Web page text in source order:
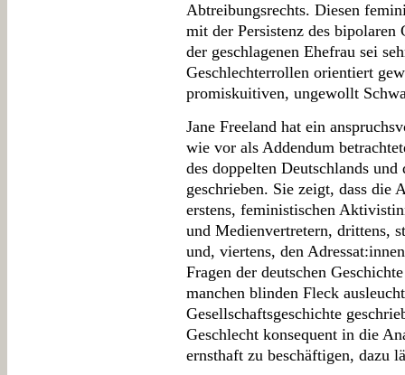
Abtreibungsrechts. Diesen
mit der Persistenz des
der geschlagenen Ehefrau sei
Geschlechterrollen orientiert
promiskuitiven, ungewollt
Jane Freeland hat ein
wie vor als Addendum
des doppelten Deutschlands
geschrieben. Sie zeigt, dass die
erstens, feministischen
und Medienvertretern, drittens,
und, viertens, den
Fragen der deutschen
manchen blinden Fleck
Gesellschaftsgeschichte
Geschlecht konsequent in die
ernsthaft zu beschäftigen, dazu